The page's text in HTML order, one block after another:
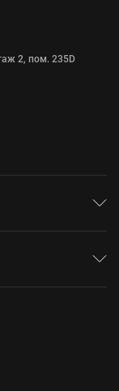
2, пом. 235D